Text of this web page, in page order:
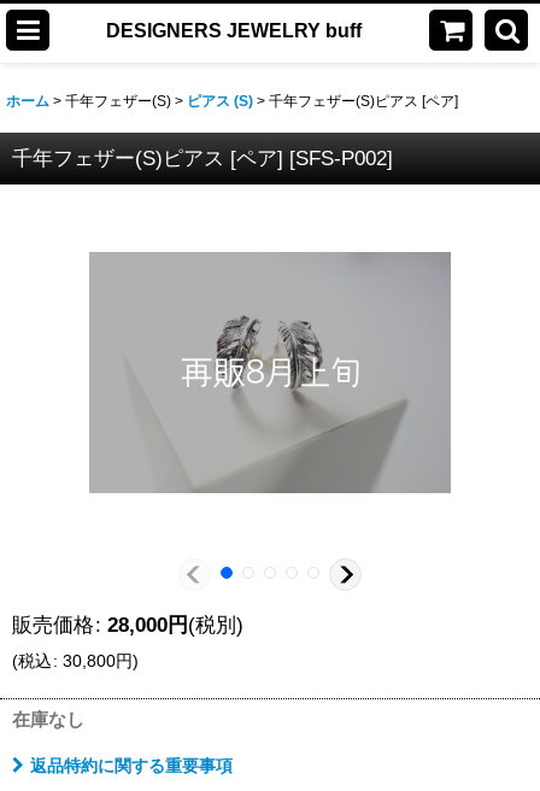
DESIGNERS JEWELRY buff
ホーム > 千年フェザー(S) > ピアス (S) > 千年フェザー(S)ピアス [ペア]
千年フェザー(S)ピアス [ペア] [SFS-P002]
販売価格: 28,000円 (税別)
(税込: 30,800円)
在庫なし
返品特約に関する重要事項